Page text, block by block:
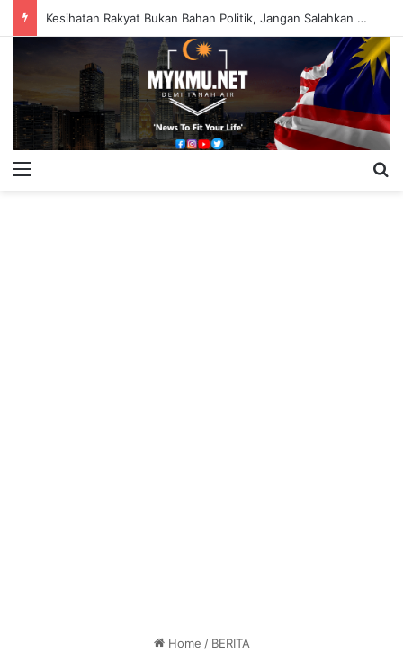
Kesihatan Rakyat Bukan Bahan Politik, Jangan Salahkan Onn Hafiz – Haslinda Salleh
Home / BERITA